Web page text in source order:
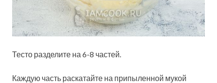
Тесто разделите на 6-8 частей.
Каждую часть раскатайте на припыленной мукой